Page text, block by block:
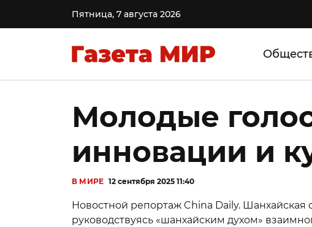
Пятница, 7 августа 2026
Молодые
инновации и
В МИРЕ 12 сентября 2025 11:40
Новостной репортаж China Daily.
руководствуясь «шанхайским духом»